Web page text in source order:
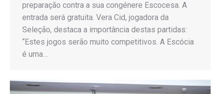
preparação contra a sua congénere Escocesa. A
entrada será gratuita. Vera Cid, jogadora da
Seleção, destaca a importância destas partidas:
“Estes jogos serão muito competitivos. A Escócia
é uma…